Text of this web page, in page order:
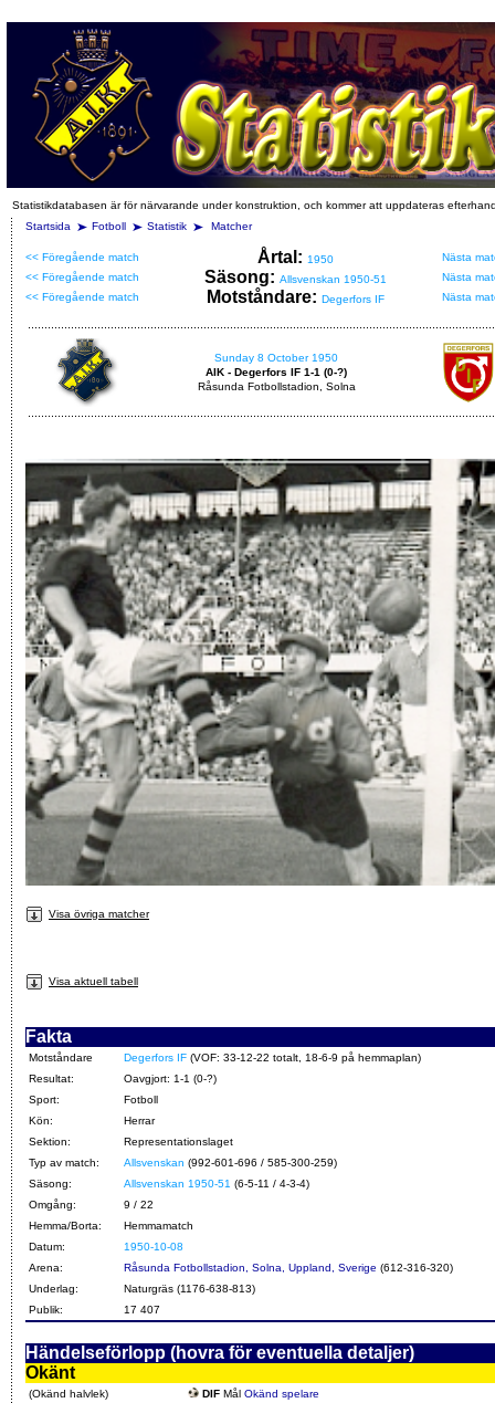
Statistikdatabasen är för närvarande under konstruktion, och kommer att uppdateras
Startsida
Fotboll Statistik Matcher
<< Föregående match Årtal: 1950
Nästa
<< Föregående match
Säsong: Allsvenskan 1950-51
Nästa
<< Föregående match
Motståndare: Degerfors IF Nästa
Sunday 8 October 1950
AIK - Degerfors IF 1-1 (0-?)
Råsunda Fotbollstadion, Solna
Visa övriga matcher
Visa aktuell tabell
Fakta
Motståndare Degerfors IF (VOF: 33-12-22 totalt, 18-6-9 på hemmaplan)
Resultat:
Oavgjort: 1-1 (0-?)
Sport:
Fotboll
Kön:
Herrar
Sektion:
Representationslaget
Typ av match:
Allsvenskan (992-601-696 / 585-300-259)
Säsong:
Allsvenskan 1950-51 (6-5-11 / 4-3-4)
Omgång:
9 / 22
Hemma/Borta:
Hemmamatch
Datum:
1950-10-08
Arena:
Råsunda Fotbollstadion, Solna, Uppland, Sverige (612-316-320)
Underlag:
Naturgräs (1176-638-813)
Publik:
17 407
Händelseförlopp (hovra för eventuella detaljer)
Okänt
(Okänd halvlek) DIF Mål Okänd spelare